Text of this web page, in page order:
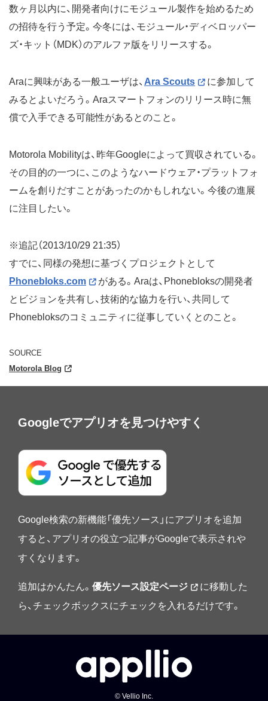
数ヶ月以内に、開発者向けにモジュール製作を始めるため
の招待を行う予定。今冬には、モジュール・ディベロッパー
ズ・キット（MDK）のアルファ版をリリースする。
Araに興味がある一般ユーザは、 Ara Scouts
に参加して
みるとよいだろう。Araスマートフォンのリリース時に無
償で入手できる可能性があるとのこと。
Motorola Mobilityは、昨年Googleによって買収されている。
その目的の一つに、このようなハードウェア・プラットフォ
ームを創りだすことがあったのかもしれない。今後の進展
に注目したい。
※追記（2013/10/29 21:35）
すでに、同様の発想に基づくプロジェクトとして
Phonebloks.com
がある。Araは、Phonebloksの開発者
とビジョンを共有し、技術的な協力を行い、共同して
Phonebloksのコミュニティに従事していくとのこと。
SOURCE
Motorola Blog
Googleでアプリオを見つけやすく
Google検索の新機能「優先ソース」にアプリオを追加
すると、アプリオの役立つ記事がGoogleで表示されや
すくなります。
追加はかんたん。 優先ソース設定ページ
に移動した
ら、チェックボックスにチェックを入れるだけです。
© Vellio Inc.